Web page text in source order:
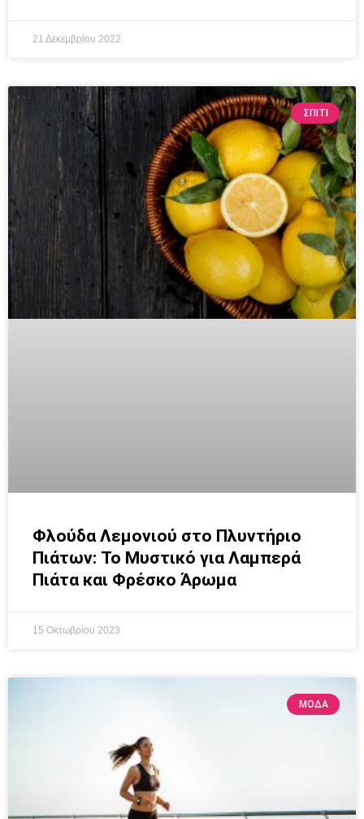
21 Δεκεμβρίου 2022
ΣΠΙΤΙ
Φλούδα Λεμονιού στο Πλυντήριο
Πιάτων: Το Μυστικό για Λαμπερά
Πιάτα και Φρέσκο Άρωμα
15 Οκτωβρίου 2023
ΜΟΔΑ